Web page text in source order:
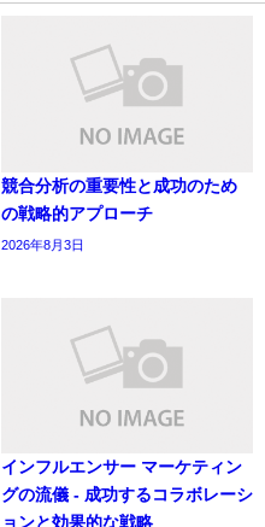
競合分析の重要性と成功のため
の戦略的アプローチ
2026年8月3日
インフルエンサー マーケティン
グの流儀 - 成功するコラボレーシ
ョンと効果的な戦略